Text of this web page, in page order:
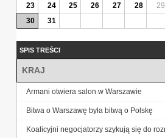
23
24 25 26 27 28
29
30
31
SPIS TREŚCI
KRAJ
Armani otwiera salon w Warszawie
Bitwa o Warszawę była bitwą o Polskę
Koalicyjni negocjatorzy szykują się do